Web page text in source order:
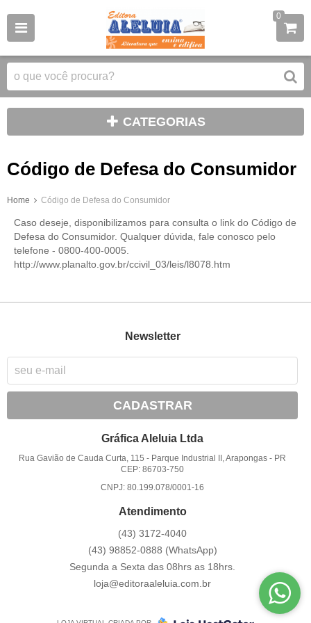
0
CATEGORIAS
Código de Defesa do Consumidor
Home Código de Defesa do Consumidor
Caso deseje, disponibilizamos para consulta o link do Código de
Defesa do Consumidor. Qualquer dúvida, fale conosco pelo
telefone - 0800-400-0005.
http://www.planalto.gov.br/ccivil_03/leis/l8078.htm
Newsletter
CADASTRAR
Gráfica Aleluia Ltda
Rua Gavião de Cauda Curta, 115 - Parque Industrial II, Arapongas - PR
CEP: 86703-750
CNPJ: 80.199.078/0001-16
Atendimento
(43) 3172-4040
(43) 98852-0888 (WhatsApp)
Segunda a Sexta das 08hrs as 18hrs.
loja@editoraaleluia.com.br